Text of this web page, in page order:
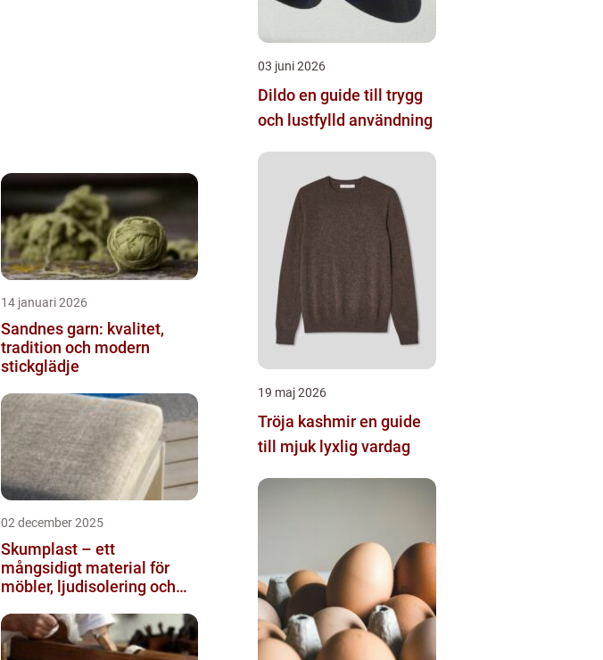
14 januari 2026
Sandnes garn: kvalitet,
tradition och modern
stickglädje
02 december 2025
Skumplast – ett
mångsidigt material för
möbler, ljudisolering och
03 juni 2026
Dildo en guide till trygg
och lustfylld användning
19 maj 2026
Tröja kashmir en guide
till mjuk lyxlig vardag